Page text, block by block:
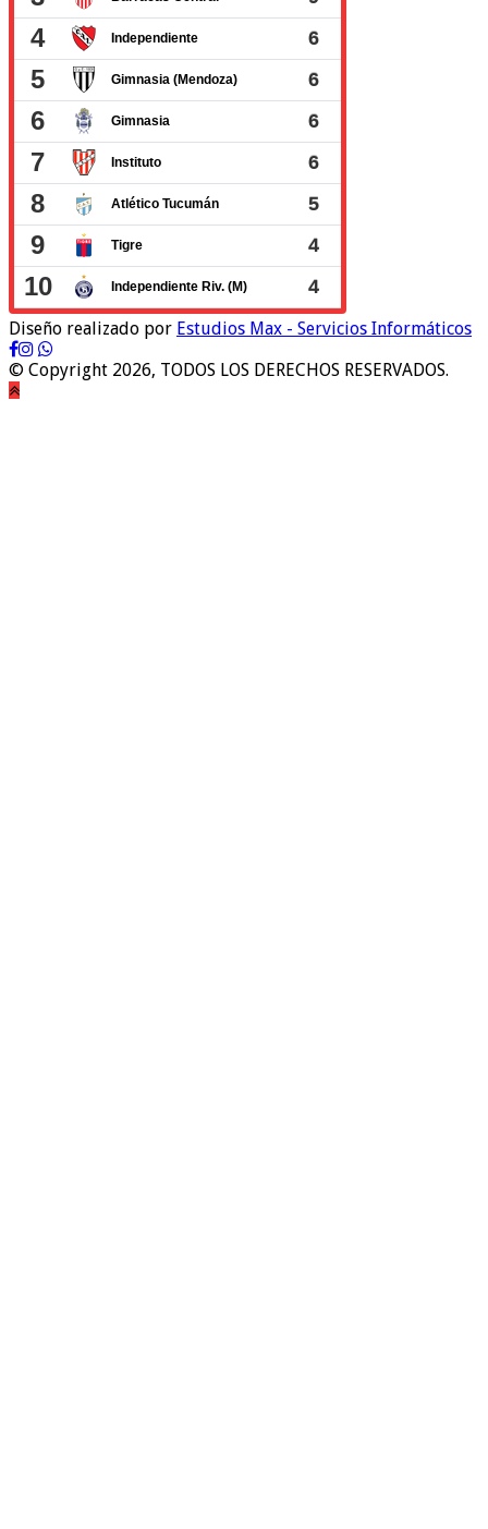
Diseño realizado por Estudios Max - Servicios Informáticos
© Copyright 2026, TODOS LOS DERECHOS RESERVADOS.